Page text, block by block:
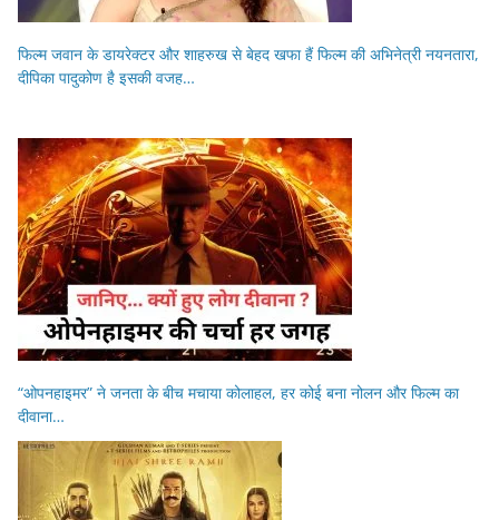
फिल्म जवान के डायरेक्टर और शाहरुख से बेहद खफा हैं फिल्म की अभिनेत्री नयनतारा,
दीपिका पादुकोण है इसकी वजह…
“ओपनहाइमर” ने जनता के बीच मचाया कोलाहल, हर कोई बना नोलन और फिल्म का
दीवाना…